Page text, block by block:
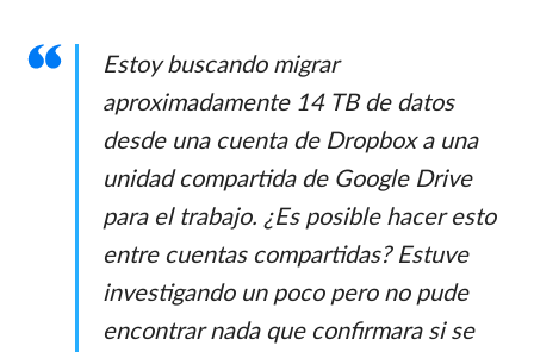
Estoy buscando migrar
aproximadamente 14 TB de datos
desde una cuenta de Dropbox a una
unidad compartida de Google Drive
para el trabajo. ¿Es posible hacer esto
entre cuentas compartidas? Estuve
investigando un poco pero no pude
encontrar nada que confirmara si se